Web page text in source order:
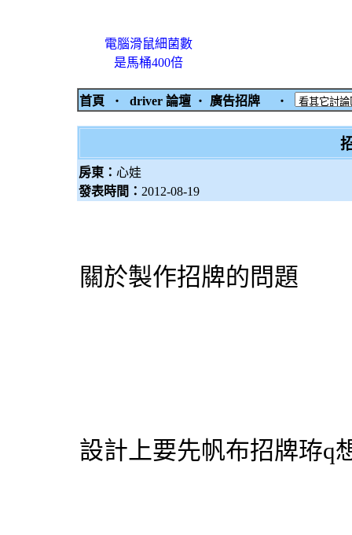
電腦滑鼠細菌數
是馬桶400倍
首頁 ‧ driver 論壇 ‧ 廣告招牌 ‧
房東： 心娃
發表時間： 2012-08-19
關於製作招牌的問題
設計上要先帆布招牌珔q